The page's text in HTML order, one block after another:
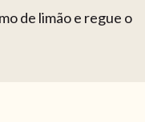
de limão e regue o